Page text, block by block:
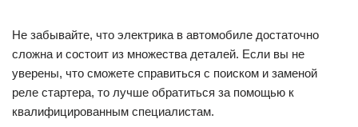
Не забывайте, что электрика в автомобиле достаточно
сложна и состоит из множества деталей. Если вы не
уверены, что сможете справиться с поиском и заменой
реле стартера, то лучше обратиться за помощью к
квалифицированным специалистам.